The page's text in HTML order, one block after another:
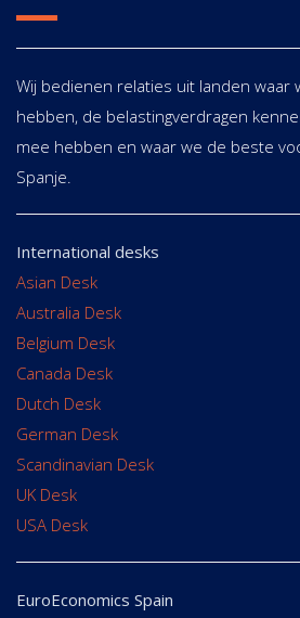
Wij bedienen relaties uit landen waar
hebben, de belastingverdragen
mee hebben en waar we de beste
Spanje.
International desks
Asian Desk
Australia Desk
Belgium Desk
Canada Desk
Dutch Desk
German Desk
Scandinavian Desk
UK Desk
USA Desk
EuroEconomics Spain